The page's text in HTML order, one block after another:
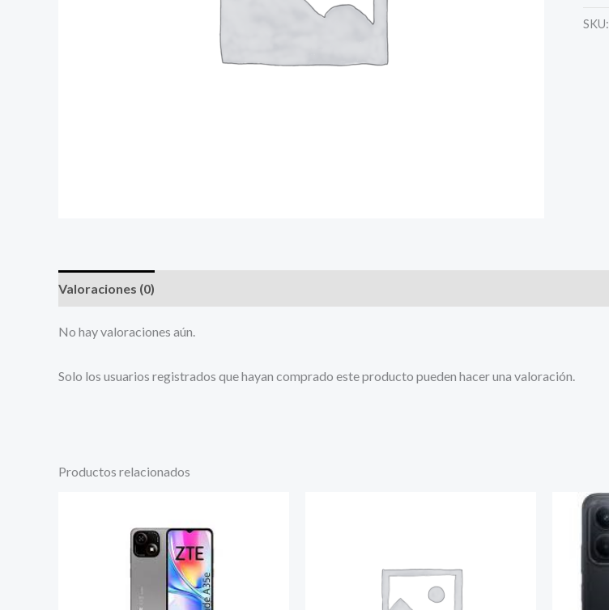
SKU:
Valoraciones (0)
No hay valoraciones aún.
Solo los usuarios registrados que hayan comprado este producto pueden hacer una valoración.
Productos relacionados